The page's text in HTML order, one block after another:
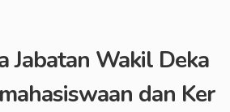
Jabatan Wakil Deka
dan Ker